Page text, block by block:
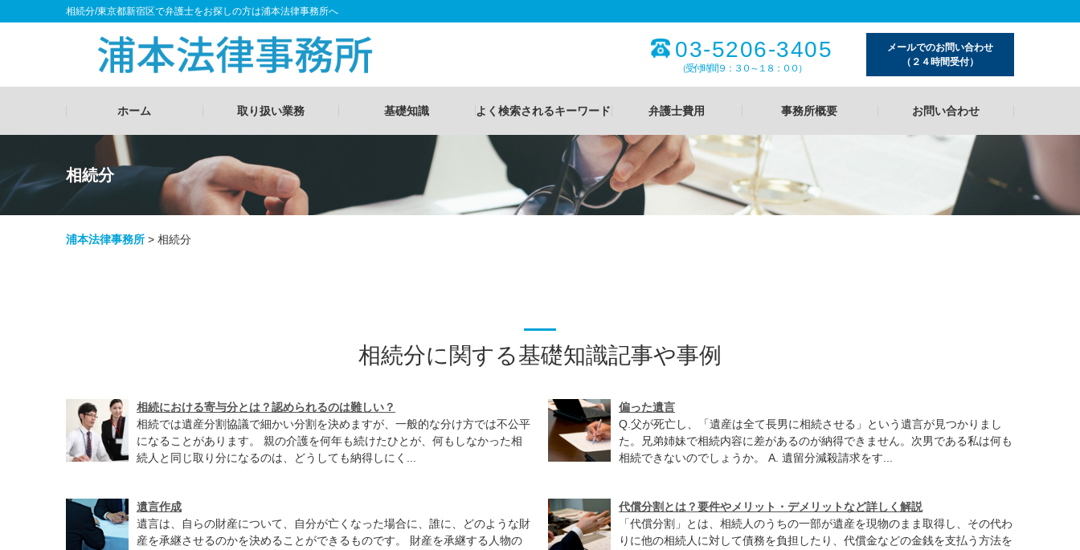
相続分/東京都新宿区で弁護士をお探しの方は浦本法律事務所へ
03-5206-3405
（受付時間９：３０～１８：００）
メールでのお問い合わせ
（２４時間受付）
ホーム 取り扱い業務 基礎知識 よく検索されるキーワード 弁護士費用 事務所概要 お問い合わせ
相続分
浦本法律事務所 > 相続分
相続分に関する基礎知識記事や事例
相続における寄与分とは？認められるのは難しい？
相続では遺産分割協議で細かい分割を決めますが、一般的な分け方では不公平
になることがあります。 親の介護を何年も続けたひとが、何もしなかった相
続人と同じ取り分になるのは、どうしても納得しにく...
偏った遺言
Q.父が死亡し、「遺産は全て長男に相続させる」という遺言が見つかりまし
た。兄弟姉妹で相続内容に差があるのが納得できません。次男である私は何も
相続できないのでしょうか。 A. 遺留分減殺請求をす...
遺言作成
遺言は、自らの財産について、自分が亡くなった場合に、誰に、どのような財
産を承継させるのかを決めることができるものです。 財産を承継する人物の
代償分割とは？要件やメリット・デメリットなど詳しく解説
「代償分割」とは、相続人のうちの一部が遺産を現物のまま取得し、その代わ
りに他の相続人に対して債務を負担したり、代償金などの金銭を支払う方法を